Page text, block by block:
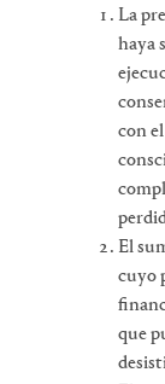
La
haya
con
El
cuyo
que